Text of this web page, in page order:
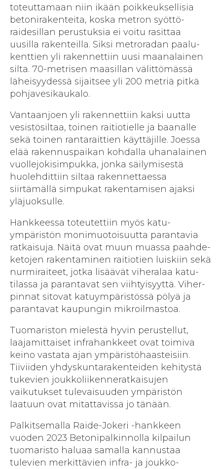
toteuttamaan niin ikään poikkeuksellisia
betoni­rakenteita, koska metron syöttö­
raidesillan perustuksia ei voitu rasittaa
uusilla rakenteilla. Siksi metro­radan paalu­
kenttien yli rakennettiin uusi maan­alainen
silta. 70-metrisen maa­sillan välittömässä
läheisyydessä sijaitsee yli 200 metriä pitkä
pohjavesikaukalo.
Vantaanjoen yli rakennettiin kaksi uutta
vesistö­siltaa, toinen raitio­tielle ja baanalle
sekä toinen ranta­raittien käyttäjille. Joessa
elää rakennus­paikan kohdalla uhan­alainen
vuollejoki­simpukka, jonka säilymisestä
huolehdittiin siltaa rakennettaessa
siirtämällä simpukat rakentamisen ajaksi
yläjuoksulle.
Hankkeessa toteutettiin myös katu­
ympäristön moni­muotoisuutta parantavia
ratkaisuja. Näitä ovat muun muassa paahde­
ketojen rakentaminen raitio­tien luiskiin sekä
nurmi­raiteet, jotka lisäävät viher­alaa katu­
tilassa ja parantavat sen viihtyisyyttä. Viher­
pinnat sitovat katu­ympäristössä pölyä ja
parantavat kaupungin mikroilmastoa.
Tuomariston mielestä hyvin perustellut,
laaja­mittaiset infra­hankkeet ovat toimiva
keino vastata ajan ympäristö­haasteisiin.
Tiiviiden yhdyskunta­rakenteiden kehitystä
tukevien joukko­liikenne­ratkaisujen
vaikutukset tulevaisuuden ympäristön
laatuun ovat mitattavissa jo tänään.
Palkitsemalla Raide-Jokeri -hankkeen
vuoden 2023 Betonipalkinnolla kilpailun
tuomaristo haluaa samalla kannustaa
tulevien merkittävien infra- ja joukko­